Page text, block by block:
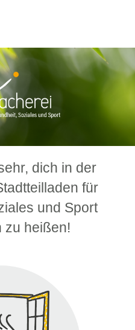
dich in der
für
und Sport
zu heißen!